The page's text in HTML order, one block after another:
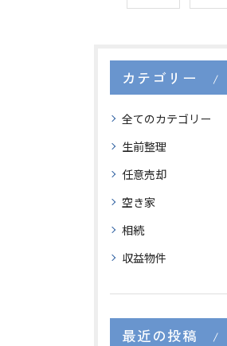
カテゴリー
全てのカテゴリー
生前整理
任意売却
空き家
相続
収益物件
最近の投稿